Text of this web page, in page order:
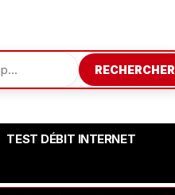
RECHERCHER
TEST DÉBIT INTERNET